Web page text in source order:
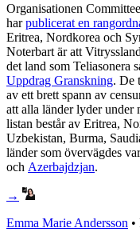
Organisationen
harpublicerat en
Eritrea, Nordkorea och
Noterbart är att
det land som Teliasonera
Uppdrag Granskning. De
av ett brett spann av
att alla länder lyder under
listan består av Eritrea,
Uzbekistan, Burma,
länder som övervägdes
och Azerbajdzjan.
→
Emma Marie Andersson